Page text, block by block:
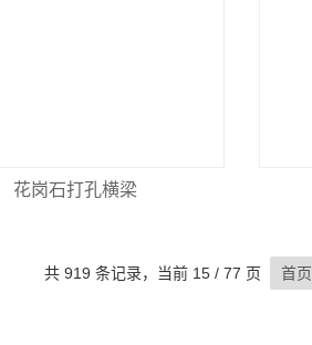
花岗石打孔横梁
共 919 条记录，当前 15 / 77 页 首页